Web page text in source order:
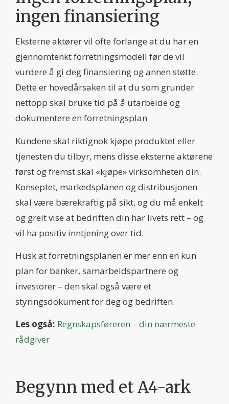
ingen finansiering
Eksterne aktører vil ofte forlange at du har en
gjennomtenkt forretningsmodell før de vil
vurdere å gi deg finansiering og annen støtte.
Dette er hovedårsaken til at du som grunder
nettopp skal bruke tid på å utarbeide og
dokumentere en forretningsplan
Kundene skal riktignok kjøpe produktet eller
tjenesten du tilbyr, mens disse eksterne aktørene
først og fremst skal «kjøpe» virksomheten din.
Konseptet, markedsplanen og distribusjonen
skal være bærekraftig på sikt, og du må enkelt
og greit vise at bedriften din har livets rett – og
vil ha positiv inntjening over tid.
Husk at forretningsplanen er mer enn en kun
plan for banker, samarbeidspartnere og
investorer – den skal også være et
styringsdokument for deg og bedriften.
Les også: Regnskapsføreren – din nærmeste
rådgiver
Begynn med et A4-ark